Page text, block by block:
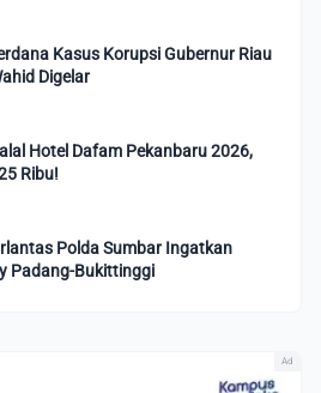
Kasus Korupsi Gubernur Riau
Digelar
Hotel Dafam Pekanbaru 2026,
Ribu!
Polda Sumbar Ingatkan
Padang-Bukittinggi
Ad